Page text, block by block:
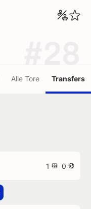
Alle Tore Transfers
1 0